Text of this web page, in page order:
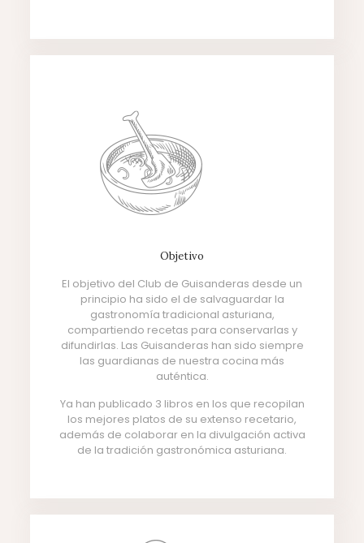
Objetivo
El objetivo del Club de Guisanderas desde un
principio ha sido el de salvaguardar la
gastronomía tradicional asturiana,
compartiendo recetas para conservarlas y
difundirlas. Las Guisanderas han sido siempre
las guardianas de nuestra cocina más
auténtica.
Ya han publicado 3 libros en los que recopilan
los mejores platos de su extenso recetario,
además de colaborar en la divulgación activa
de la tradición gastronómica asturiana.